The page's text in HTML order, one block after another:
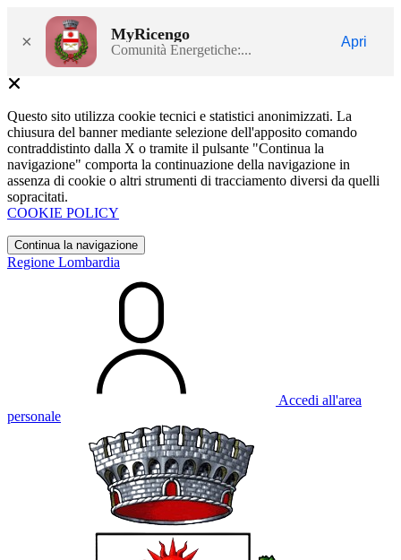
× MyRicengo
Comunità Energetiche:...
Apri
Questo sito utilizza cookie tecnici e statistici anonimizzati. La
chiusura del banner mediante selezione dell'apposito comando
contraddistinto dalla X o tramite il pulsante "Continua la
navigazione" comporta la continuazione della navigazione in
assenza di cookie o altri strumenti di tracciamento diversi da quelli
sopracitati.
COOKIE POLICY
Continua la navigazione
Regione Lombardia
Accedi all'area
personale